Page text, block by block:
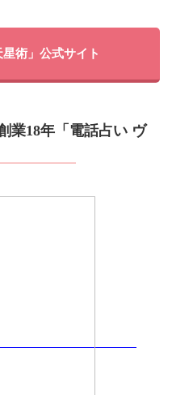
術」公式サイト
業18年「電話占い ヴ